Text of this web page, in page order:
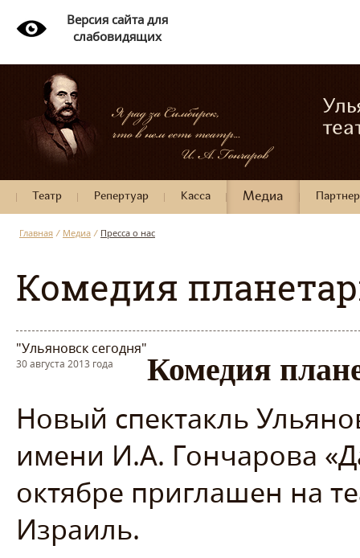
Версия сайта для
слабовидящих
Театр Репертуар Касса Медиа
Главная / Медиа / Пресса о нас
Комедия
"Ульяновск сегодня"
30 августа 2013 года Комедия
Новый спектакль
имени И.А. Гончарова
октябре приглашен на
Израиль.